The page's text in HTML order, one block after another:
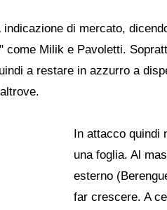
di mercato,
Milik e Pavoletti.
a restare in azzurro a
In attacco quindi
una foglia. Al
esterno
far crescere. A